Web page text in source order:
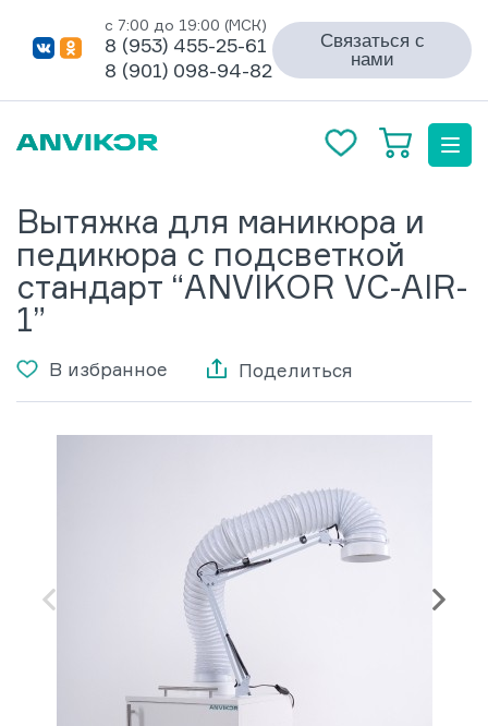
с 7:00 до 19:00 (МСК)
8 (953) 455-25-61
8 (901) 098-94-82
Связаться с
нами
Вытяжка для маникюра и
педикюра с подсветкой
стандарт “ANVIKOR VC-AIR-
1”
В избранное Поделиться